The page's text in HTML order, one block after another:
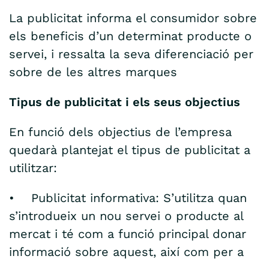
La publicitat informa el consumidor sobre
els beneficis d’un determinat producte o
servei, i ressalta la seva diferenciació per
sobre de les altres marques
Tipus de publicitat i els seus objectius
En funció dels objectius de l’empresa
quedarà plantejat el tipus de publicitat a
utilitzar:
• Publicitat informativa: S’utilitza quan
s’introdueix un nou servei o producte al
mercat i té com a funció principal donar
informació sobre aquest, així com per a